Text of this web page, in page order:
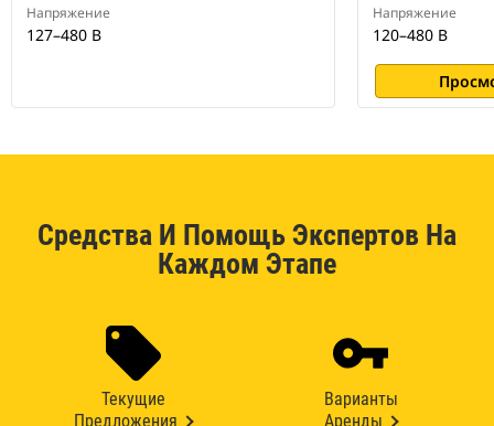
Напряжение
127–480 В
Напряжение
120–480 В
Средства И Помощь Экспертов На
Каждом Этапе
Текущие
Предложения
Варианты
Аренды